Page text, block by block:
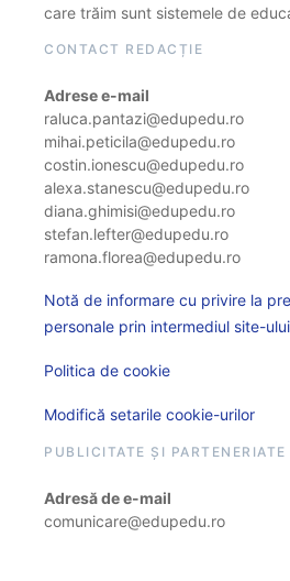
care trăim sunt sistemele de
CONTACT REDACȚIE
Adrese e-mail
raluca.pantazi@edupedu.ro
mihai.peticila@edupedu.ro
costin.ionescu@edupedu.ro
alexa.stanescu@edupedu.ro
diana.ghimisi@edupedu.ro
stefan.lefter@edupedu.ro
ramona.florea@edupedu.ro
Notă de informare cu privire la
personale prin intermediul site-ului
Politica de cookie
Modifică setarile cookie-urilor
PUBLICITATE ȘI PARTENERIATE
Adresă de e-mail
comunicare@edupedu.ro